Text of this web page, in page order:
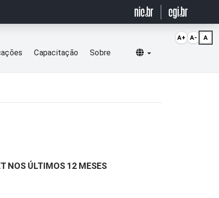
Capacitação Sobre Selecionar idioma
NOS ÚLTIMOS 12 MESES
A+ A- A